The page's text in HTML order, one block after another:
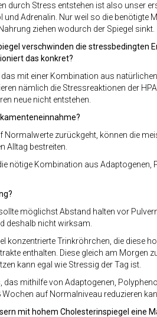
durch Stress entstehen ist also unser
Adrenalin. Nur weil so die benötigte
ziehen wodurch der Spiegel sinkt.
verschwinden die stressbedingten
das konkret?
das mit einer Kombination aus
nämlich die Stressreaktionen der
neue nicht entstehen.
Normalwerte zurückgeht, können die
Alltag bestreiten.
nötige Kombination aus Adaptogenen,
möglichst Abstand halten vor
deshalb nicht wirksam.
konzentrierte Trinkröhrchen, die diese
enthalten. Diese gleich am Morgen
kann egal wie Stressig der Tag ist.
das mithilfe von Adaptogenen,
auf Normalniveau reduzieren
mit hohem Cholesterinspiegel eine